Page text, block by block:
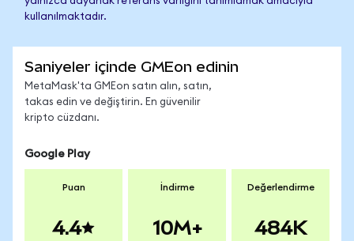
kullanılmaktadır.
Saniyeler içinde GMEon edinin
MetaMask'ta GMEon satın alın, satın,
takas edin ve değiştirin. En güvenilir
kripto cüzdanı.
Google Play
Puan
4.4
İndirme
10M+
Değerlendirme
484K